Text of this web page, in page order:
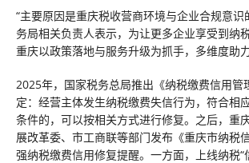
“主要原因是重庆税收营商环境与企业合规意识
务局相关负责人表示，为让更多企业享受到纳
重庆以政策落地与服务升级为抓手，多维度助力
2025年，国家税务总局推出《纳税缴费信用管
定：经营主体发生纳税缴费失信行为，符合相
条件的，可以按相关方式进行修复。之后，重
展改革委、市工商联等部门发布《重庆市纳税
强纳税缴费信用修复提醒。一方面，上线纳税“